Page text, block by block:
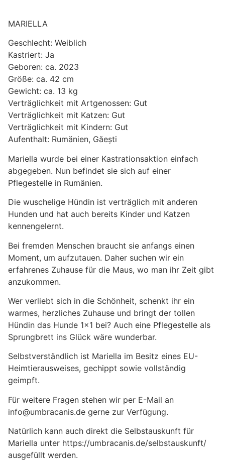
MARIELLA
Geschlecht: Weiblich
Kastriert: Ja
Geboren: ca. 2023
Größe: ca. 42 cm
Gewicht: ca. 13 kg
Verträglichkeit mit Artgenossen: Gut
Verträglichkeit mit Katzen: Gut
Verträglichkeit mit Kindern: Gut
Aufenthalt: Rumänien, Găești
Mariella wurde bei einer Kastrationsaktion einfach
abgegeben. Nun befindet sie sich auf einer
Pflegestelle in Rumänien.
Die wuschelige Hündin ist verträglich mit anderen
Hunden und hat auch bereits Kinder und Katzen
kennengelernt.
Bei fremden Menschen braucht sie anfangs einen
Moment, um aufzutauen. Daher suchen wir ein
erfahrenes Zuhause für die Maus, wo man ihr Zeit gibt
anzukommen.
Wer verliebt sich in die Schönheit, schenkt ihr ein
warmes, herzliches Zuhause und bringt der tollen
Hündin das Hunde 1×1 bei? Auch eine Pflegestelle als
Sprungbrett ins Glück wäre wunderbar.
Selbstverständlich ist Mariella im Besitz eines EU-
Heimtierausweises, gechippt sowie vollständig
geimpft.
Für weitere Fragen stehen wir per E-Mail an
info@umbracanis.de gerne zur Verfügung.
Natürlich kann auch direkt die Selbstauskunft für
Mariella unter https://umbracanis.de/selbstauskunft/
ausgefüllt werden.